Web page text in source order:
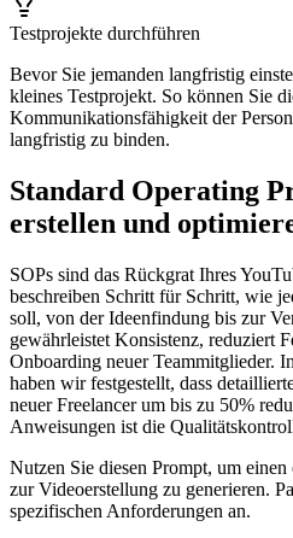
Testprojekte durchführen
Bevor Sie jemanden langfristig
kleines Testprojekt. So können Sie
Kommunikationsfähigkeit der
langfristig zu binden.
Standard Operating
erstellen und
SOPs sind das Rückgrat Ihres
beschreiben Schritt für Schritt, wie
soll, von der Ideenfindung bis zur
gewährleistet Konsistenz, reduziert
Onboarding neuer Teammitglieder.
haben wir festgestellt, dass
neuer Freelancer um bis zu 50%
Anweisungen ist die
Nutzen Sie diesen Prompt, um
zur Videoerstellung zu generieren.
spezifischen Anforderungen an.